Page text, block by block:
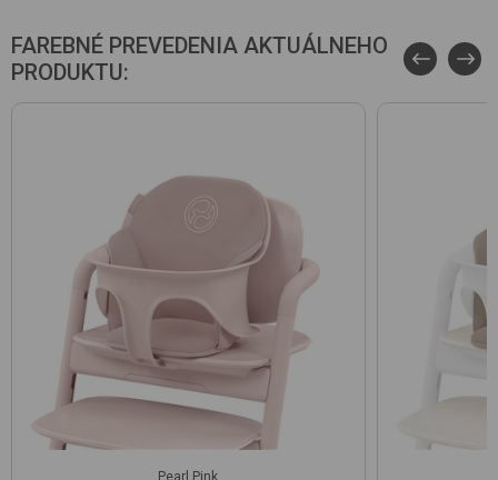
FAREBNÉ PREVEDENIA AKTUÁLNEHO
PRODUKTU:
Pearl Pink